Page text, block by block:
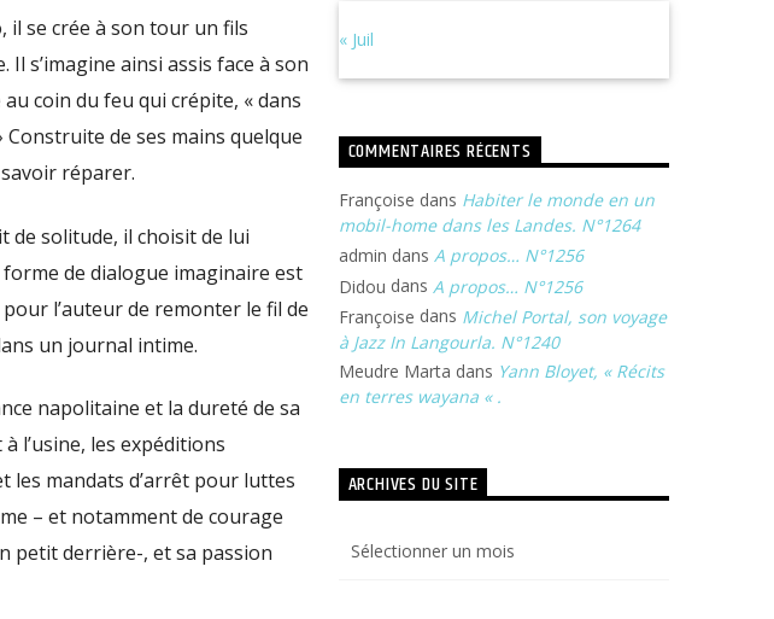
il se crée à son tour un fils
Il s’imagine ainsi assis face à son
coin du feu qui crépite, « dans
de ses mains quelque
réparer.
de solitude, il choisit de lui
de dialogue imaginaire est
l’auteur de remonter le fil de
un journal intime.
napolitaine et la dureté de sa
l’usine, les expéditions
les mandats d’arrêt pour luttes
– et notamment de courage
petit derrière-, et sa passion
« Juil
COMMENTAIRES RÉCENTS
Françoise dans Habiter le monde en un
mobil-home dans les Landes. N°1264
admin dans A propos… N°1256
Didou dans A propos… N°1256
Françoise dans Michel Portal, son voyage
à Jazz In Langourla. N°1240
Meudre Marta dans Yann Bloyet, « Récits
en terres wayana « .
ARCHIVES DU SITE
du